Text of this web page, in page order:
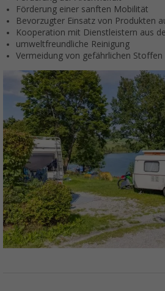
Förderung einer sanf­ten Mobi­li­tät
Bevorzugter Einsatz von Pro­duk­ten
Kooperation mit Dienstleistern aus
um­welt­freund­liche Rei­nigung
Vermeidung von gefähr­lichen Stoffen